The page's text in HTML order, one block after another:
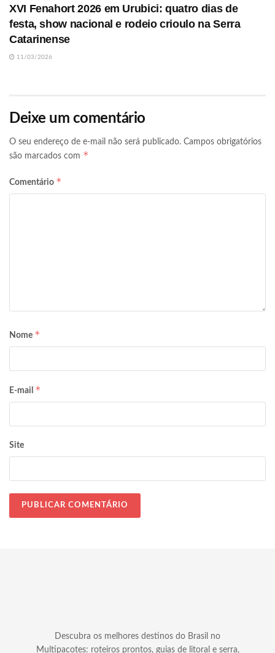
XVI Fenahort 2026 em Urubici: quatro dias de
festa, show nacional e rodeio crioulo na Serra
Catarinense
11/03/2026
Deixe um comentário
O seu endereço de e-mail não será publicado. Campos obrigatórios
são marcados com *
Comentário *
Nome *
E-mail *
Site
Descubra os melhores destinos do Brasil no
Multipacotes: roteiros prontos, guias de litoral e serra,